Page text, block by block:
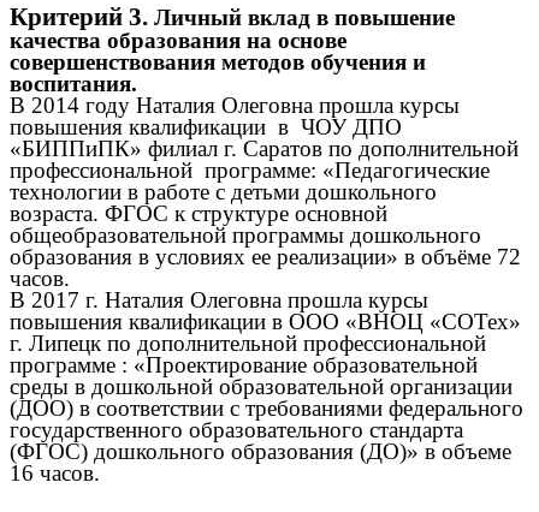
Критерий 3. Личный вклад в повышение
качества образования на основе
совершенствования методов обучения и
воспитания.
В 2014 году Наталия Олеговна прошла курсы
повышения квалификации в ЧОУ ДПО
«БИППиПК» филиал г. Саратов по дополнительной
профессиональной программе: «Педагогические
технологии в работе с детьми дошкольного
возраста. ФГОС к структуре основной
общеобразовательной программы дошкольного
образования в условиях ее реализации» в объёме 72
часов.
В 2017 г. Наталия Олеговна прошла курсы
повышения квалификации в ООО «ВНОЦ «СОТех»
г. Липецк по дополнительной профессиональной
программе : «Проектирование образовательной
среды в дошкольной образовательной организации
(ДОО) в соответствии с требованиями федерального
государственного образовательного стандарта
(ФГОС) дошкольного образования (ДО)» в объеме
16 часов.